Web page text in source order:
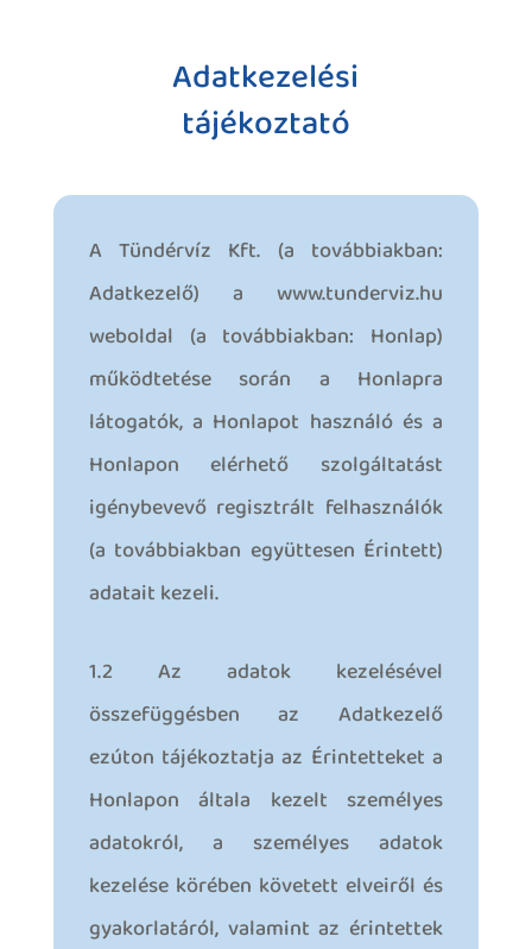
Adatkezelési
tájékoztató
A Tündérvíz Kft. (a továbbiakban:
Adatkezelő) a www.tunderviz.hu
weboldal (a továbbiakban: Honlap)
működtetése során a Honlapra
látogatók, a Honlapot használó és a
Honlapon elérhető szolgáltatást
igénybevevő regisztrált felhasználók
(a továbbiakban együttesen Érintett)
adatait kezeli.
1.2 Az adatok kezelésével
összefüggésben az Adatkezelő
ezúton tájékoztatja az Érintetteket a
Honlapon általa kezelt személyes
adatokról, a személyes adatok
kezelése körében követett elveiről és
gyakorlatáról, valamint az érintettek